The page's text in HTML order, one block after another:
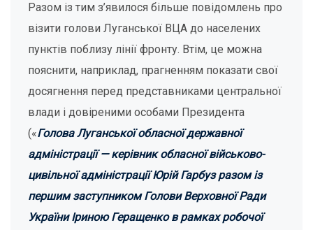
Разом із тим з’явилося більше повідомлень про
візити голови Луганської ВЦА до населених
пунктів поблизу лінії фронту. Втім, це можна
пояснити, наприклад, прагненням показати свої
досягнення перед представниками центральної
влади і довіреними особами Президента
(«Голова Луганської обласної державної
адміністрації — керівник обласної військово-
цивільної адміністрації Юрій Гарбуз разом із
першим заступником Голови Верховної Ради
України Іриною Геращенко в рамках робочої